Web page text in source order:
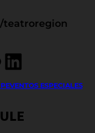
teatroregion
LinkedIn
EVENTOS ESPECIALES